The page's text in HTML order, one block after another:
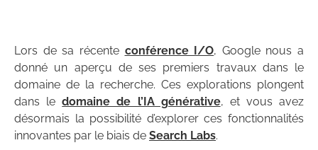
Lors de sa récente conférence I/O, Google nous a
donné un aperçu de ses premiers travaux dans le
domaine de la recherche. Ces explorations plongent
dans ledomaine de l’IA générative, et vous avez
désormais la possibilité d’explorer ces fonctionnalités
innovantes par le biais de Search Labs.